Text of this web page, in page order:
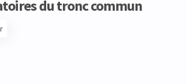
du tronc commun